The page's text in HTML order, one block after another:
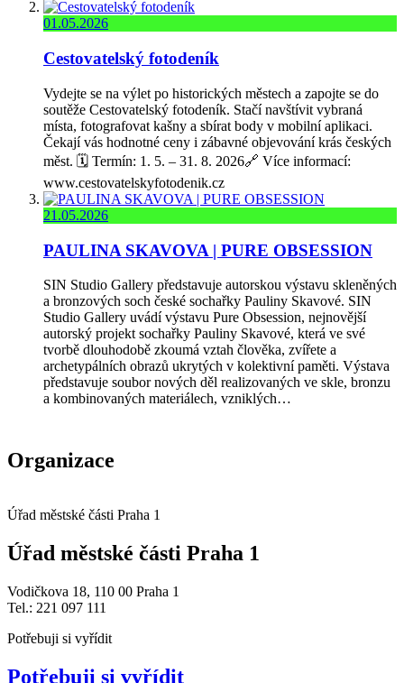
01.05.2026
Cestovatelský fotodeník
Vydejte se na výlet po historických městech a zapojte se do
soutěže Cestovatelský fotodeník. Stačí navštívit vybraná
místa, fotografovat kašny a sbírat body v mobilní aplikaci.
Čekají vás hodnotné ceny i zábavné objevování krás českých
měst. 🗓️ Termín: 1. 5. – 31. 8. 2026🔗 Více informací:
www.cestovatelskyfotodenik.cz
21.05.2026
PAULINA SKAVOVA | PURE OBSESSION
SIN Studio Gallery představuje autorskou výstavu skleněných
a bronzových soch české sochařky Pauliny Skavové. SIN
Studio Gallery uvádí výstavu Pure Obsession, nejnovější
autorský projekt sochařky Pauliny Skavové, která ve své
tvorbě dlouhodobě zkoumá vztah člověka, zvířete a
archetypálních obrazů ukrytých v kolektivní paměti. Výstava
představuje soubor nových děl realizovaných ve skle, bronzu
a kombinovaných materiálech, vzniklých…
Organizace
Úřad městské části Praha 1
Úřad městské části Praha 1
Vodičkova 18, 110 00 Praha 1
Tel.: 221 097 111
Potřebuji si vyřídit
Potřebuji si vyřídit